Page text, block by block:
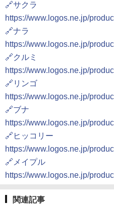
🔗サクラ
https://www.logos.ne.jp/
🔗ナラ
https://www.logos.ne.jp/
🔗クルミ
https://www.logos.ne.jp/
🔗リンゴ
https://www.logos.ne.jp/
🔗ブナ
https://www.logos.ne.jp/
🔗ヒッコリー
https://www.logos.ne.jp/
🔗メイプル
https://www.logos.ne.jp/
関連記事